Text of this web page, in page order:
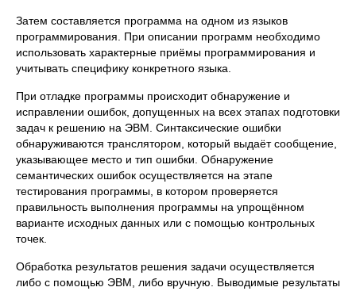
Затем составляется программа на одном из языков
программирования. При описании программ необходимо
использовать характерные приёмы программирования и
учитывать специфику конкретного языка.
При отладке программы происходит обнаружение и
исправлении ошибок, допущенных на всех этапах подготовки
задач к решению на ЭВМ. Синтаксические ошибки
обнаруживаются транслятором, который выдаёт сообщение,
указывающее место и тип ошибки. Обнаружение
семантических ошибок осуществляется на этапе
тестирования программы, в котором проверяется
правильность выполнения программы на упрощённом
варианте исходных данных или с помощью контрольных
точек.
Обработка результатов решения задачи осуществляется
либо с помощью ЭВМ, либо вручную. Выводимые результаты